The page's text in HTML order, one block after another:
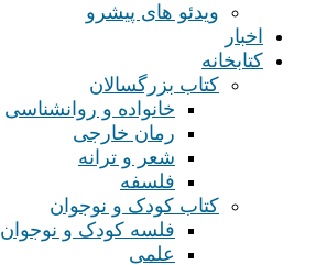
ویدئو های پیشرو
اخبار
کتابخانه
کتاب بزرگسالان
خانواده و روانشناسی
رمان خارجی
شعر و ترانه
فلسفه
کتاب کودک و نوجوان
فلسه کودک و نوجوان
علمی